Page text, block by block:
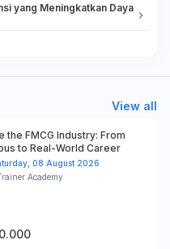
yang Meningkatkan Daya
View all
the FMCG Industry: From
to Real-World Career
08 August 2026
Academy